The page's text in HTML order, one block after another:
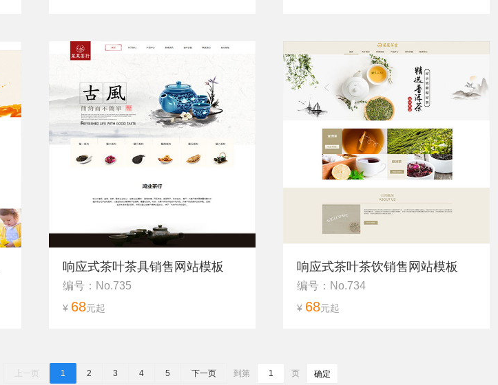
响应式茶叶茶具销售网站模板
编号：No.735
¥ 68元起
响应式茶叶茶饮销售网站模板
编号：No.734
¥ 68元起
上一页 1 2 3 4 5 下一页 到第 页 确定